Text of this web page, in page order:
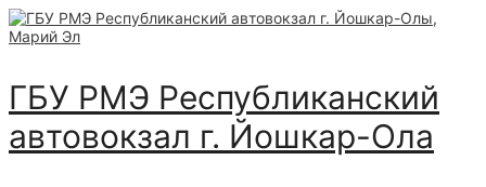
Skip
to
ГБУ РМЭ Республиканский
автовокзал г. Йошкар-Ола